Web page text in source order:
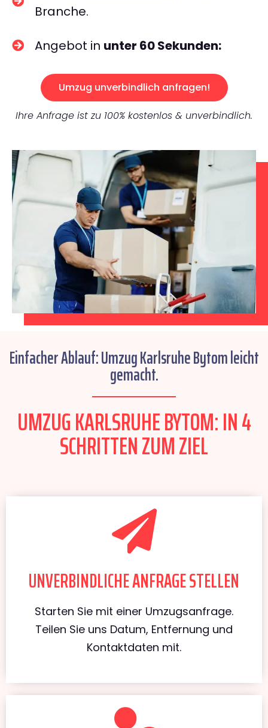
Branche.
Angebot in unter 60 Sekunden:
Umzug unverbindlich anfragen!
Ihre Anfrage ist zu 100% kostenlos & unverbindlich.
Einfacher Ablauf: Umzug Karlsruhe Bytom leicht
gemacht.
UMZUG KARLSRUHE BYTOM: IN 4
SCHRITTEN ZUM ZIEL
UNVERBINDLICHE ANFRAGE STELLEN
Starten Sie mit einer Umzugsanfrage.
Teilen Sie uns Datum, Entfernung und
Kontaktdaten mit.